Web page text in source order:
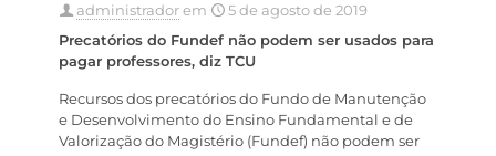
administradorem
5 de agosto de 2019
Precatórios do Fundef não podem ser usados para
pagar professores, diz TCU
Recursos dos precatórios do Fundo de Manutenção
e Desenvolvimento do Ensino Fundamental e de
Valorização do Magistério (Fundef) não podem ser